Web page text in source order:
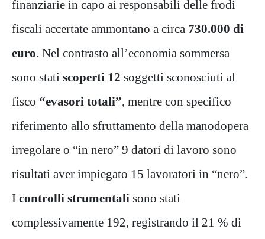
finanziarie in capo ai responsabili delle frodi
fiscali accertate ammontano a circa 730.000 di
euro. Nel contrasto all’economia sommersa
sono stati scoperti 12 soggetti sconosciuti al
fisco “evasori totali”, mentre con specifico
riferimento allo sfruttamento della manodopera
irregolare o “in nero” 9 datori di lavoro sono
risultati aver impiegato 15 lavoratori in “nero”.
I controlli strumentali sono stati
complessivamente 192, registrando il 21 % di